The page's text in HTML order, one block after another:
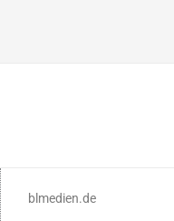
blmedien.de